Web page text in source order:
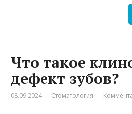
Что такое
дефект зубов?
08.09.2024 Стоматология